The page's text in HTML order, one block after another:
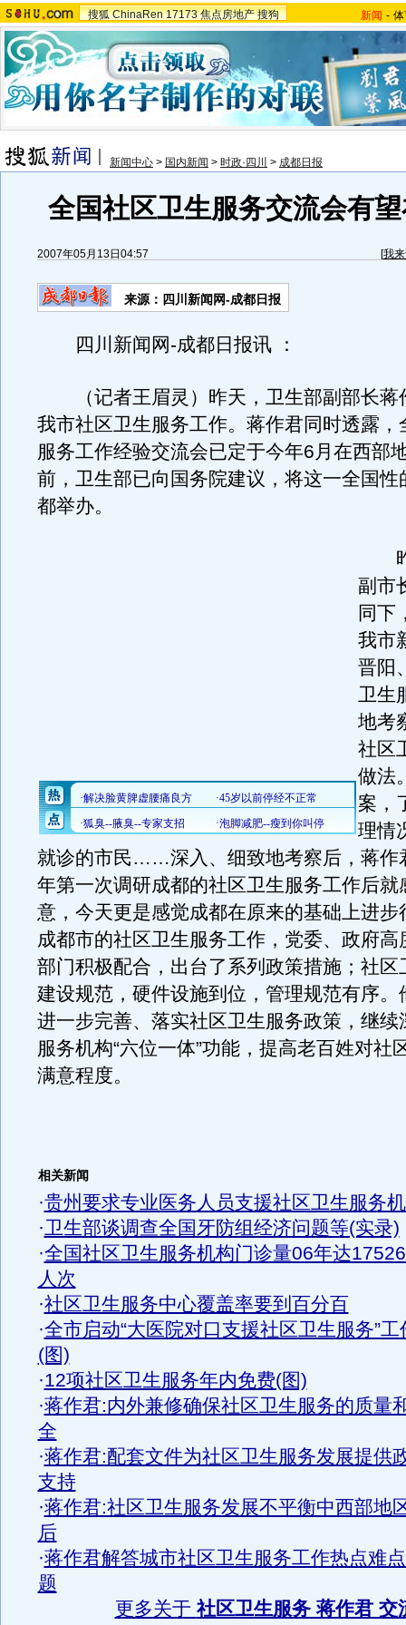
搜狐 ChinaRen 17173 焦点房地产 搜狗 新闻 -
新闻中心 > 国内新闻 > 时政·四川 > 成都日报
全国社区卫生服务交流会有
2007年05月13日04:57 [我
来源：四川新闻网-成都日报
四川新闻网-成都日报讯 ：
（记者王眉灵）昨天，卫生部副部长蒋
我市社区卫生服务工作。蒋作君同时透露，
服务工作经验交流会已定于今年6月在西部
前，卫生部已向国务院建议，将这一全国性
都举办。
昨
副市
同下
我市
晋阳
卫生
地考
社区
做法
案，
理情
就诊的市民……深入、细致地考察后，蒋作
年第一次调研成都的社区卫生服务工作后就
意，今天更是感觉成都在原来的基础上进步
成都市的社区卫生服务工作，党委、政府高
部门积极配合，出台了系列政策措施；社区
建设规范，硬件设施到位，管理规范有序。
进一步完善、落实社区卫生服务政策，继续
服务机构“六位一体”功能，提高老百姓对社
满意程度。
相关新闻
·贵州要求专业医务人员支援社区卫生服务
·卫生部谈调查全国牙防组经济问题等(实录)
·全国社区卫生服务机构门诊量06年达
人次
·社区卫生服务中心覆盖率要到百分百
·全市启动“大医院对口支援社区卫生服务”工
(图)
·12项社区卫生服务年内免费(图)
·蒋作君:内外兼修确保社区卫生服务的质量
全
·蒋作君:配套文件为社区卫生服务发展提供
支持
·蒋作君:社区卫生服务发展不平衡中西部地
后
·蒋作君解答城市社区卫生服务工作热点难
题
更多关于 社区卫生服务 蒋作君 交